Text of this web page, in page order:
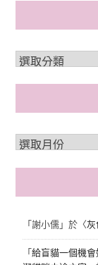
「 謝小儒」於〈灰
「 給盲貓一個機會